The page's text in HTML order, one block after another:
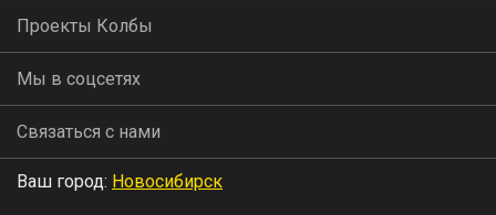
Проекты Колбы
Мы в соцсетях
Связаться с нами
Ваш город: Новосибирск